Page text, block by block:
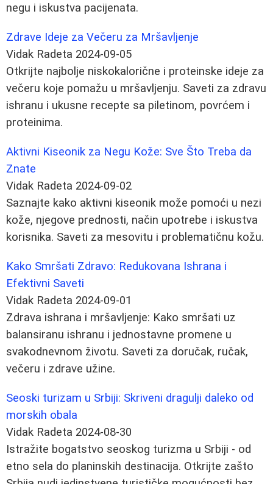
negu i iskustva pacijenata.
Zdrave Ideje za Večeru za Mršavljenje
Vidak Radeta 2024-09-05
Otkrijte najbolje niskokalorične i proteinske ideje za
večeru koje pomažu u mršavljenju. Saveti za zdravu
ishranu i ukusne recepte sa piletinom, povrćem i
proteinima.
Aktivni Kiseonik za Negu Kože: Sve Što Treba da
Znate
Vidak Radeta 2024-09-02
Saznajte kako aktivni kiseonik može pomoći u nezi
kože, njegove prednosti, način upotrebe i iskustva
korisnika. Saveti za mesovitu i problematičnu kožu.
Kako Smršati Zdravo: Redukovana Ishrana i
Efektivni Saveti
Vidak Radeta 2024-09-01
Zdrava ishrana i mršavljenje: Kako smršati uz
balansiranu ishranu i jednostavne promene u
svakodnevnom životu. Saveti za doručak, ručak,
večeru i zdrave užine.
Seoski turizam u Srbiji: Skriveni dragulji daleko od
morskih obala
Vidak Radeta 2024-08-30
Istražite bogatstvo seoskog turizma u Srbiji - od
etno sela do planinskih destinacija. Otkrijte zašto